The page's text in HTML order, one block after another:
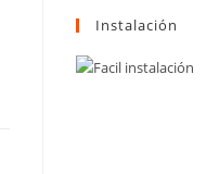
Instalación